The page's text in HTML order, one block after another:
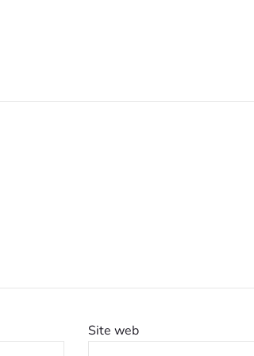
Site web